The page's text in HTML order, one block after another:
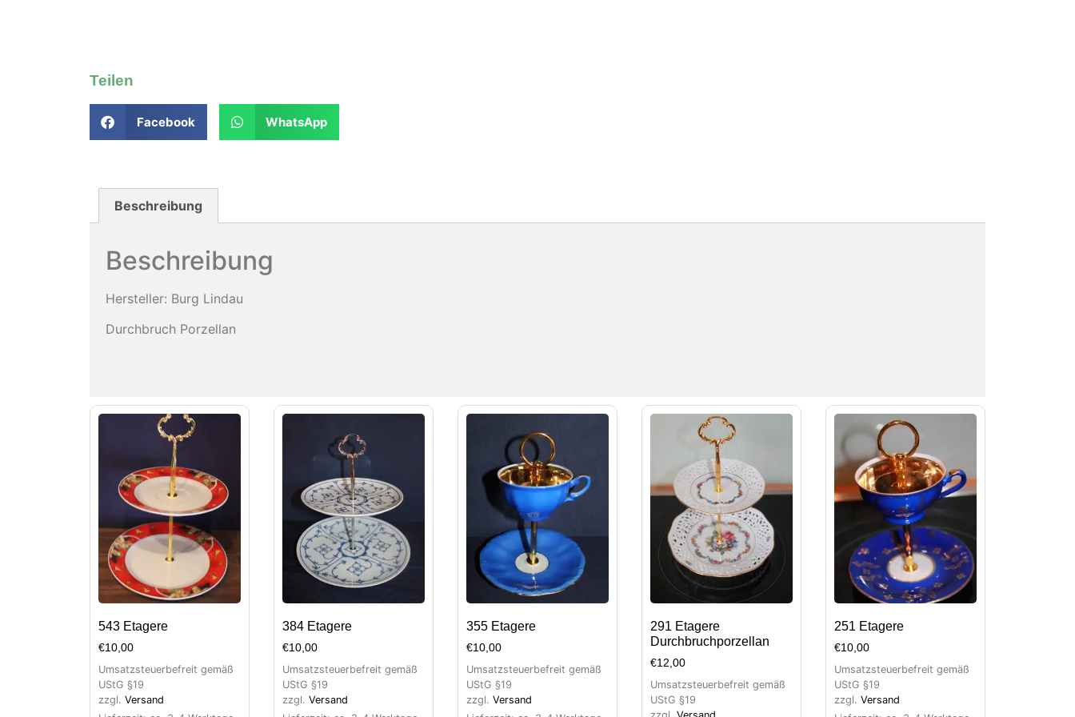
Teilen
Facebook WhatsApp
Beschreibung
Beschreibung
Hersteller: Burg Lindau
Durchbruch Porzellan
543 Etagere
€10,00
Umsatzsteuerbefreit gemäß
UStG §19
zzgl. Versand
384 Etagere
€10,00
Umsatzsteuerbefreit gemäß
UStG §19
zzgl. Versand
355 Etagere
€10,00
Umsatzsteuerbefreit gemäß
UStG §19
zzgl. Versand
291 Etagere
Durchbruchporzellan
€12,00
Umsatzsteuerbefreit gemäß
UStG §19
251 Etagere
€10,00
Umsatzsteuerbefreit gemäß
UStG §19
zzgl. Versand